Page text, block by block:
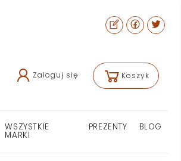
Zaloguj się Koszyk
WSZYSTKIE
MARKI
PREZENTY BLOG